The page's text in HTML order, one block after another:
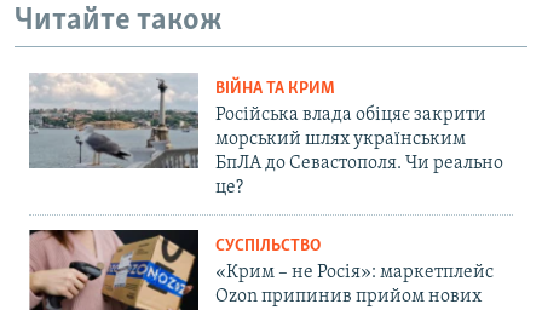
Читайте також
ВІЙНА ТА КРИМ
Російська влада обіцяє закрити
морський шлях українським
БпЛА до Севастополя. Чи реально
це?
СУСПІЛЬСТВО
«Крим – не Росія»: маркетплейс
Ozon припинив прийом нових